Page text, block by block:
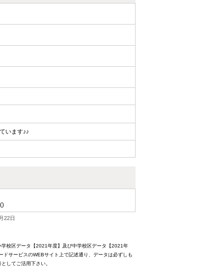
います♪♪
()
22日
校区データ【2021年度】及び中学校区データ【2021年
サービスのWEBサイト上で記述通り、データは必ずしも
してご活用下さい。